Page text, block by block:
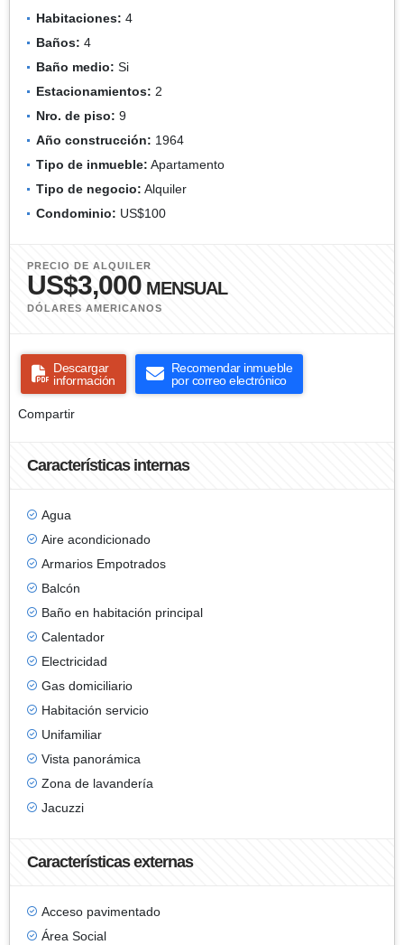
Habitaciones: 4
Baños: 4
Baño medio: Si
Estacionamientos: 2
Nro. de piso: 9
Año construcción: 1964
Tipo de inmueble: Apartamento
Tipo de negocio: Alquiler
Condominio: US$100
PRECIO DE ALQUILER
US$3,000 MENSUAL
DÓLARES AMERICANOS
Descargar
información
Recomendar inmueble
por correo electrónico
Compartir
Características internas
Agua
Aire acondicionado
Armarios Empotrados
Balcón
Baño en habitación principal
Calentador
Electricidad
Gas domiciliario
Habitación servicio
Unifamiliar
Vista panorámica
Zona de lavandería
Jacuzzi
Características externas
Acceso pavimentado
Área Social